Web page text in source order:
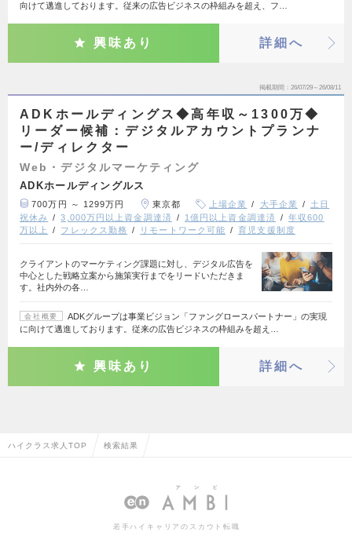
向けて邁進しております。従来の広告ビジネスの枠組みを超え、フ…
興味あり 詳細へ
掲載期間 26/07/29～26/08/11
ADKホールディングス◆高年収～1300万◆
リーダー候補：デジタルアカウントプランナ
ー/ディレクター
Web・デジタルマーケティング
ADKホールディングルス
700万円 ～ 1299万円 東京都 上場企業 大手企業
土日
祝休み
3,000万円以上資金調達済 1億円以上資金調達済
年収600
万以上
フレックス勤務 リモートワーク可能 育児支援制度
クライアントのマーケティング課題に対し、デジタル広告を
中心とした戦略立案から施策実行までをリードいただきま
す。社内外の各…
会社概要
ADKグループは事業ビジョン「ファングロースパートナー」の実現
に向けて邁進しております。従来の広告ビジネスの枠組みを超え…
興味あり 詳細へ
ハイクラス求人TOP 検索結果
若手ハイキャリアのスカウト転職